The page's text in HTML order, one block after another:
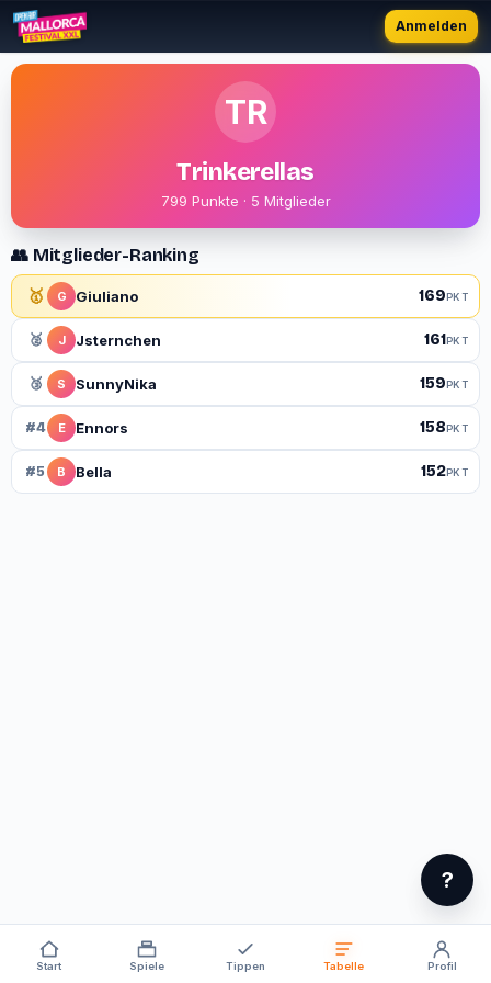
Anmelden
TR
Trinkerellas
799 Punkte · 5 Mitglieder
👥 Mitglieder-Ranking
🥇 G Giuliano 169PKT
🥈 J Jsternchen 161PKT
🥉 S SunnyNika 159PKT
#4 E Ennors 158PKT
#5 B Bella 152PKT
Start Spiele Tippen Tabelle Profil
?